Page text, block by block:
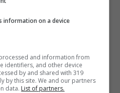
euro.
information on a device
and information from
identifiers, and other device
by and shared with 319
by this site. We and our partners
data. List of partners.